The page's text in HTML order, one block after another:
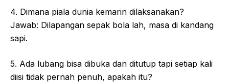
4. Dimana piala dunia kemarin dilaksanakan?
Jawab: Dilapangan sepak bola lah, masa di kandang
sapi.
5. Ada lubang bisa dibuka dan ditutup tapi setiap kali
diisi tidak pernah penuh, apakah itu?